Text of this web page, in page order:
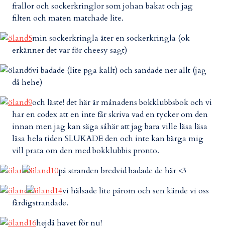
frallor och sockerkringlor som johan bakat och jag
filten och maten matchade lite.
min sockerkringla äter en sockerkringla (ok
erkänner det var för cheesy sagt)
vi badade (lite pga kallt) och sandade ner allt (jag
då hehe)
och läste! det här är månadens bokklubbsbok och vi
har en codex att en inte får skriva vad en tycker om den
innan men jag kan säga såhär att jag bara ville läsa läsa
läsa hela tiden SLUKADE den och inte kan bärga mig
vill prata om den med bokklubbis pronto.
på stranden bredvid badade de här <3
vi hälsade lite pårom och sen kände vi oss
färdigstrandade.
hejdå havet för nu!